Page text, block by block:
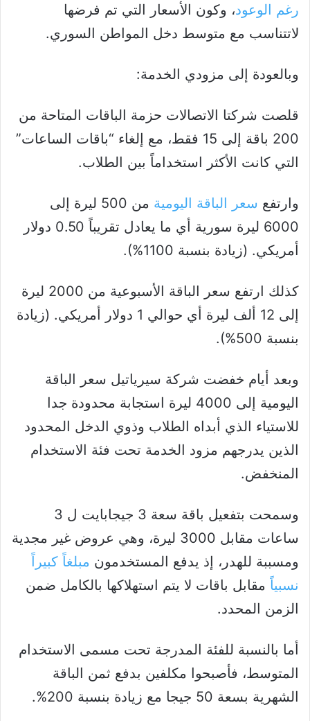
رغم الوعود، وكون الأسعار التي تم فرضها
لاتتناسب مع متوسط دخل المواطن السوري.
وبالعودة إلى مزودي الخدمة:
قلصت شركتا الاتصالات حزمة الباقات المتاحة من
200 باقة إلى 15 فقط، مع إلغاء “باقات الساعات”
التي كانت الأكثر استخداماً بين الطلاب.
وارتفع سعر الباقة اليومية
من 500 ليرة إلى
6000 ليرة سورية أي ما يعادل تقريباً 0.50 دولار
أمريكي. (زيادة بنسبة 1100%).
كذلك ارتفع سعر الباقة الأسبوعية من 2000 ليرة
إلى 12 ألف ليرة أي حوالي 1 دولار أمريكي. (زيادة
بنسبة 500%).
وبعد أيام خفضت شركة سيرياتيل سعر الباقة
اليومية إلى 4000 ليرة استجابة محدودة جدا
للاستياء الذي أبداه الطلاب وذوي الدخل المحدود
الذين يدرجهم مزود الخدمة تحت فئة الاستخدام
المنخفض.
وسمحت بتفعيل باقة سعة 3 جيجابايت ل 3
ساعات مقابل 3000 ليرة، وهي عروض غير مجدية
ومسببة للهدر، إذ يدفع المستخدمون مبلغاً كبيراً
نسبياً مقابل باقات لا يتم استهلاكها بالكامل ضمن
الزمن المحدد.
أما بالنسبة للفئة المدرجة تحت مسمى الاستخدام
المتوسط، فأصبحوا مكلفين بدفع ثمن الباقة
الشهرية بسعة 50 جيجا مع زيادة بنسبة 200%.